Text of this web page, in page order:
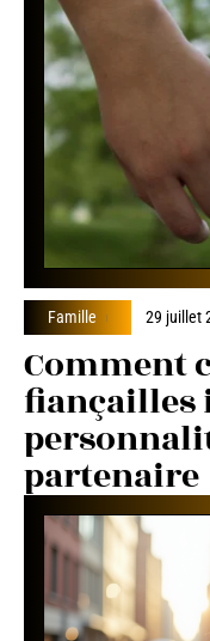
Famille 29 juillet
Comment
fiançailles
partenaire